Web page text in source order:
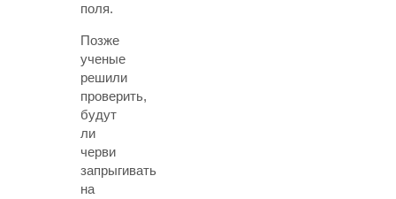
поля.
Позже
ученые
решили
проверить,
будут
ли
черви
запрыгивать
на